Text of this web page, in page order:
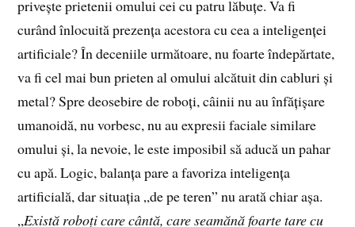
privește prietenii omului cei cu patru lăbuțe. Va fi
curând înlocuită prezența acestora cu cea a inteligenței
artificiale? În deceniile următoare, nu foarte îndepărtate,
va fi cel mai bun prieten al omului alcătuit din cabluri și
metal? Spre deosebire de roboți, câinii nu au înfățișare
umanoidă, nu vorbesc, nu au expresii faciale similare
omului și, la nevoie, le este imposibil să aducă un pahar
cu apă. Logic, balanța pare a favoriza inteligența
artificială, dar situația „de pe teren” nu arată chiar așa.
„Există roboți care cântă, care seamănă foarte tare cu